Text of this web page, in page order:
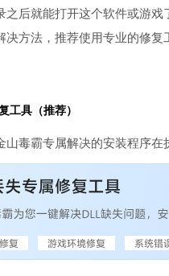
后就能打开这个软件或游
方法，推荐使用专业的修复
工具（推荐）
毒霸专属解决的安装程序在